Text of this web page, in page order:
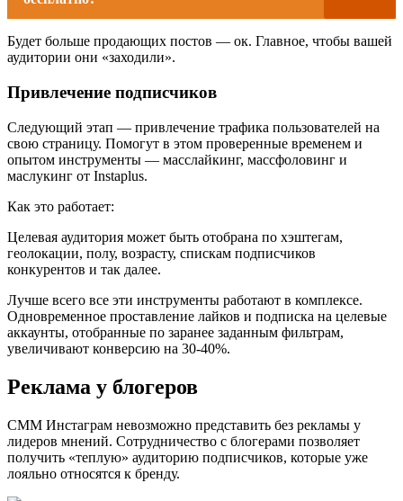
Будет больше продающих постов — ок. Главное, чтобы вашей
аудитории они «заходили».
Привлечение подписчиков
Следующий этап — привлечение трафика пользователей на
свою страницу. Помогут в этом проверенные временем и
опытом инструменты — масслайкинг, массфоловинг и
маслукинг от Instaplus.
Как это работает:
Целевая аудитория может быть отобрана по хэштегам,
геолокации, полу, возрасту, спискам подписчиков
конкурентов и так далее.
Лучше всего все эти инструменты работают в комплексе.
Одновременное проставление лайков и подписка на целевые
аккаунты, отобранные по заранее заданным фильтрам,
увеличивают конверсию на 30-40%.
Реклама у блогеров
СММ Инстаграм невозможно представить без рекламы у
лидеров мнений. Сотрудничество с блогерами позволяет
получить «теплую» аудиторию подписчиков, которые уже
лояльно относятся к бренду.